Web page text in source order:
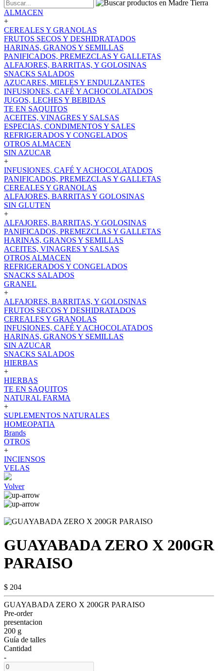
ALMACEN
+
CEREALES Y GRANOLAS
FRUTOS SECOS Y DESHIDRATADOS
HARINAS, GRANOS Y SEMILLAS
PANIFICADOS, PREMEZCLAS Y GALLETAS
ALFAJORES, BARRITAS, Y GOLOSINAS
SNACKS SALADOS
AZUCARES, MIELES Y ENDULZANTES
INFUSIONES, CAFÉ Y ACHOCOLATADOS
JUGOS, LECHES Y BEBIDAS
TE EN SAQUITOS
ACEITES, VINAGRES Y SALSAS
ESPECIAS, CONDIMENTOS Y SALES
REFRIGERADOS Y CONGELADOS
OTROS ALMACEN
SIN AZUCAR
+
INFUSIONES, CAFÉ Y ACHOCOLATADOS
PANIFICADOS, PREMEZCLAS Y GALLETAS
CEREALES Y GRANOLAS
ALFAJORES, BARRITAS Y GOLOSINAS
SIN GLUTEN
+
ALFAJORES, BARRITAS, Y GOLOSINAS
PANIFICADOS, PREMEZCLAS Y GALLETAS
HARINAS, GRANOS Y SEMILLAS
ACEITES, VINAGRES Y SALSAS
OTROS ALMACEN
REFRIGERADOS Y CONGELADOS
SNACKS SALADOS
GRANEL
+
ALFAJORES, BARRITAS, Y GOLOSINAS
FRUTOS SECOS Y DESHIDRATADOS
CEREALES Y GRANOLAS
INFUSIONES, CAFÉ Y ACHOCOLATADOS
HARINAS, GRANOS Y SEMILLAS
SIN AZUCAR
SNACKS SALADOS
HIERBAS
+
HIERBAS
TE EN SAQUITOS
NATURAL FARMA
+
SUPLEMENTOS NATURALES
HOMEOPATIA
Brands
OTROS
+
INCIENSOS
VELAS
Volver
GUAYABADA ZERO X 200GR
PARAISO
$ 204
GUAYABADA ZERO X 200GR PARAISO
Pre-order
presentacion
200 g
Guía de talles
Cantidad
-